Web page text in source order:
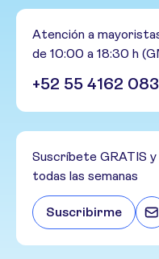
Atención a
de 10:00 a 18:30 h
+52 55 4162
Suscríbete GRATIS
todas las semanas
Suscribirme